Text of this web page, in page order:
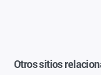
Otros sitios